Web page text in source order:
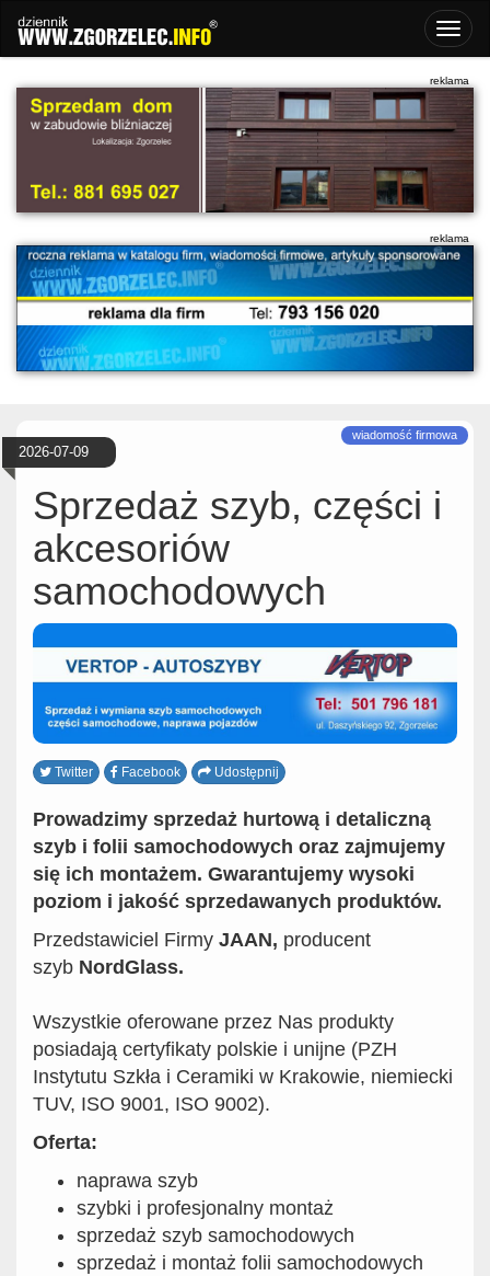
2026-07-09
Sprzedaż szyb, części i
akcesoriów
samochodowych
Twitter Facebook Udostępnij
Prowadzimy sprzedaż hurtową i detaliczną
szyb i folii samochodowych oraz zajmujemy
się ich montażem. Gwarantujemy wysoki
poziom i jakość sprzedawanych produktów.
Przedstawiciel Firmy JAAN, producent
szyb NordGlass.
Wszystkie oferowane przez Nas produkty
posiadają certyfikaty polskie i unijne (PZH
Instytutu Szkła i Ceramiki w Krakowie, niemiecki
TUV, ISO 9001, ISO 9002).
Oferta:
naprawa szyb
szybki i profesjonalny montaż
sprzedaż szyb samochodowych
sprzedaż i montaż folii samochodowych